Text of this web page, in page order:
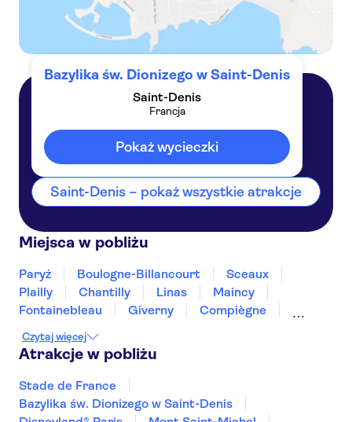
Bazylika św. Dionizego w Saint-Denis
Saint-Denis
Francja
Pokaż wycieczki
Francja
Saint-Denis – pokaż wszystkie atrakcje
Miejsca w pobliżu
Paryż Boulogne-Billancourt
Sceaux
Plailly
Chantilly Linas
Maincy
Fontainebleau
Giverny
Compiègne
Czytaj więcej
Atrakcje w pobliżu
Stade de France
Bazylika św. Dionizego w Saint-Denis